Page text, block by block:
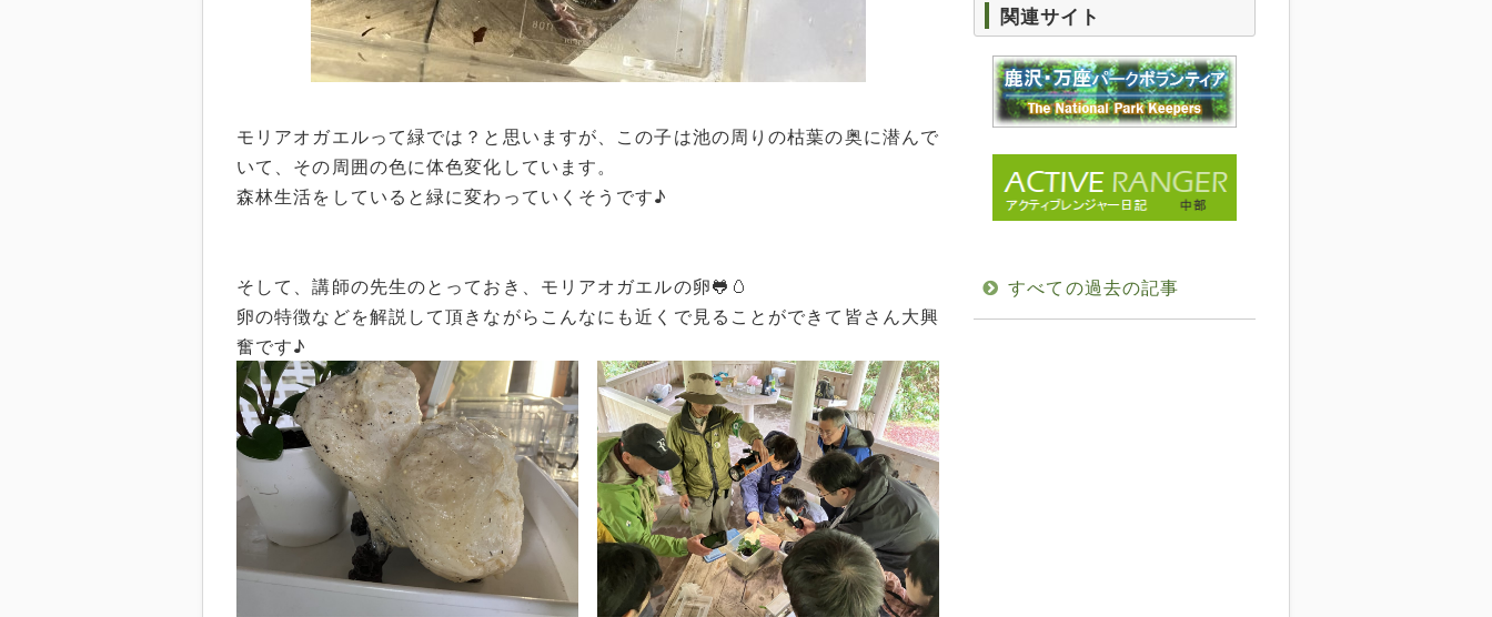
モリアオガエルって緑では？と思いますが、この子は池の周りの枯葉の奥に潜んで
いて、その周囲の色に体色変化しています。
森林生活をしていると緑に変わっていくそうです♪
そして、講師の先生のとっておき、モリアオガエルの卵🐸🥚
卵の特徴などを解説して頂きながらこんなにも近くで見ることができて皆さん大興
奮です♪
関連サイト
すべての過去の記事